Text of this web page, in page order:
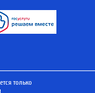
только